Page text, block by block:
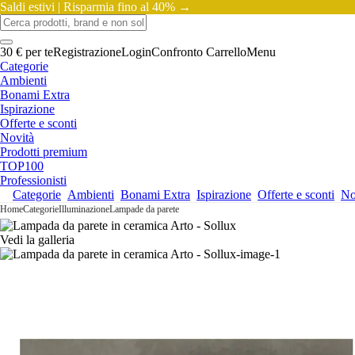
Saldi estivi | Risparmia fino al 40% →
30 € per teRegistrazioneLoginConfronto CarrelloMenu
Categorie
Ambienti
Bonami Extra
Ispirazione
Offerte e sconti
Novità
Prodotti premium
TOP100
Professionisti
Categorie Ambienti Bonami Extra Ispirazione Offerte e sconti
HomeCategorieIlluminazioneLampade da parete
Vedi la galleria